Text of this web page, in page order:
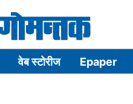
वेब स्टोरीज Epaper